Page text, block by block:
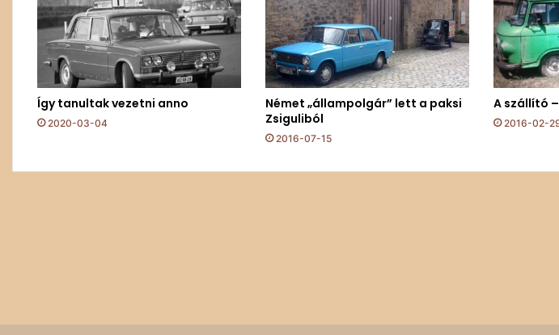
Így tanultak vezetni anno
2020-03-04
Német „állampolgár” lett a paksi
Zsiguliból
2016-07-15
A szállító
2016-02-